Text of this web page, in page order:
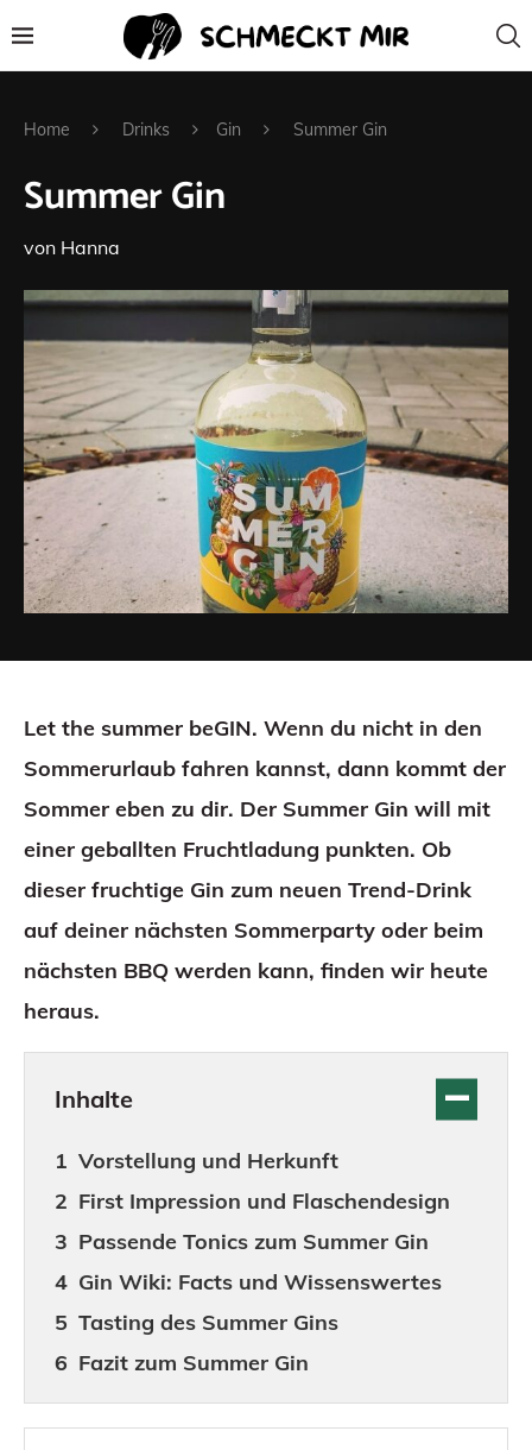
Home Drinks Gin Summer Gin
Summer Gin
von Hanna
Let the summer beGIN. Wenn du nicht in den
Sommerurlaub fahren kannst, dann kommt der
Sommer eben zu dir. Der Summer Gin will mit
einer geballten Fruchtladung punkten. Ob
dieser fruchtige Gin zum neuen Trend-Drink
auf deiner nächsten Sommerparty oder beim
nächsten BBQ werden kann, finden wir heute
heraus.
Inhalte
Vorstellung und Herkunft
First Impression und Flaschendesign
Passende Tonics zum Summer Gin
Gin Wiki: Facts und Wissenswertes
Tasting des Summer Gins
Fazit zum Summer Gin